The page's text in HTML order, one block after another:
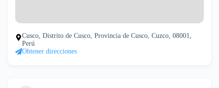
Cusco, Distrito de Cusco, Provincia de Cusco, Cuzco, 08001,
Perú
Obtener direcciones